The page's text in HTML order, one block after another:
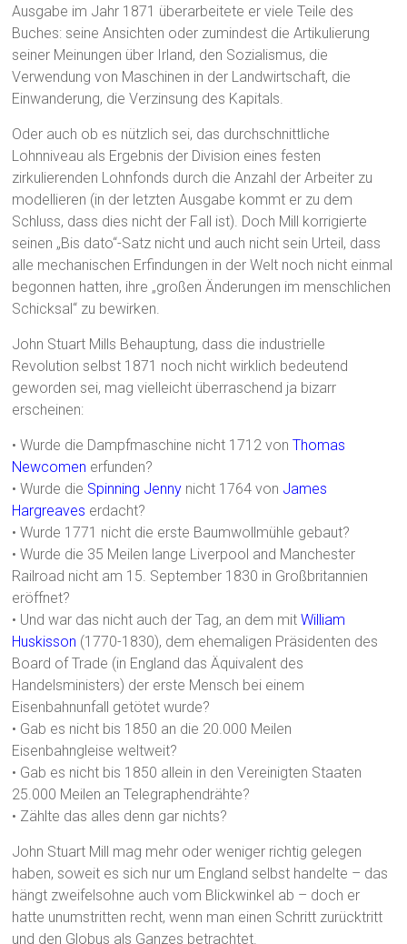
Ausgabe im Jahr 1871 überarbeitete er viele Teile des
Buches: seine Ansichten oder zumindest die Artikulierung
seiner Meinungen über Irland, den Sozialismus, die
Verwendung von Maschinen in der Landwirtschaft, die
Einwanderung, die Verzinsung des Kapitals.
Oder auch ob es nützlich sei, das durchschnittliche
Lohnniveau als Ergebnis der Division eines festen
zirkulierenden Lohnfonds durch die Anzahl der Arbeiter zu
modellieren (in der letzten Ausgabe kommt er zu dem
Schluss, dass dies nicht der Fall ist). Doch Mill korrigierte
seinen „Bis dato“-Satz nicht und auch nicht sein Urteil, dass
alle mechanischen Erfindungen in der Welt noch nicht einmal
begonnen hatten, ihre „großen Änderungen im menschlichen
Schicksal“ zu bewirken.
John Stuart Mills Behauptung, dass die industrielle
Revolution selbst 1871 noch nicht wirklich bedeutend
geworden sei, mag vielleicht überraschend ja bizarr
erscheinen:
• Wurde die Dampfmaschine nicht 1712 vonThomas
Newcomen erfunden?
• Wurde die Spinning Jenny nicht 1764 von James
Hargreaves erdacht?
• Wurde 1771 nicht die erste Baumwollmühle gebaut?
• Wurde die 35 Meilen lange Liverpool and Manchester
Railroad nicht am 15. September 1830 in Großbritannien
eröffnet?
• Und war das nicht auch der Tag, an dem mitWilliam
Huskisson (1770-1830), dem ehemaligen Präsidenten des
Board of Trade (in England das Äquivalent des
Handelsministers) der erste Mensch bei einem
Eisenbahnunfall getötet wurde?
• Gab es nicht bis 1850 an die 20.000 Meilen
Eisenbahngleise weltweit?
• Gab es nicht bis 1850 allein in den Vereinigten Staaten
25.000 Meilen an Telegraphendrähte?
• Zählte das alles denn gar nichts?
John Stuart Mill mag mehr oder weniger richtig gelegen
haben, soweit es sich nur um England selbst handelte – das
hängt zweifelsohne auch vom Blickwinkel ab – doch er
hatte unumstritten recht, wenn man einen Schritt zurücktritt
und den Globus als Ganzes betrachtet.